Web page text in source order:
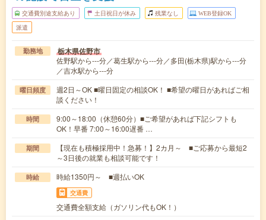
交通費別途支給あり 土日祝日が休み 残業なし WEB登録OK
派遣
勤務地 栃木県佐野市
佐野駅から---分／葛生駅から---分／多田(栃木県)駅から---分
／吉水駅から---分
曜日頻度
週2日～OK ■曜日固定の相談OK！ ■希望の曜日があればご相
談ください！
時間
9:00～18:00（休憩60分）■ご希望があれば下記シフトも
OK！早番 7:00～16:00遅番 …
期間
【現在も積極採用中！急募！】2カ月～ ■ご応募から最短2
～3日後の就業も相談可能です！
時給 時給1350円～ ■週払いOK
交通費
交通費全額支給（ガソリン代もOK！）